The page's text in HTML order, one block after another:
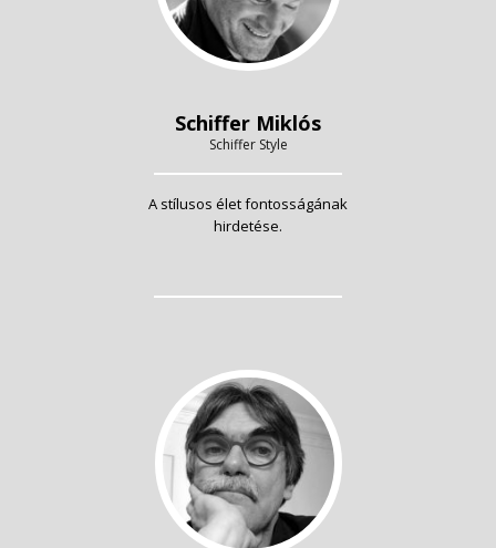
Schiffer Miklós
Schiffer Style
A stílusos élet fontosságának
hirdetése.